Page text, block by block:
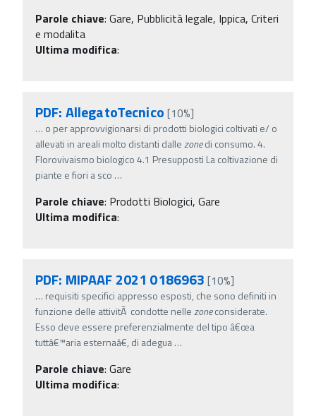
Parole chiave: Gare, Pubblicità legale, Ippica, Criteri
e modalita
Ultima modifica:
PDF: AllegatoTecnico [10%]
… o per approvvigionarsi di prodotti biologici coltivati e/ o
allevati in areali molto distanti dallezonedi consumo. 4.
Florovivaismo biologico 4.1 Presupposti La coltivazione di
piante e fiori a sco …
Parole chiave: Prodotti Biologici, Gare
Ultima modifica:
PDF: MIPAAF 2021 0186963 [10%]
… requisiti specifici appresso esposti, che sono definiti in
funzione delle attivitÃ condotte nellezoneconsiderate.
Esso deve essere preferenzialmente del tipo â€œa
tuttâ€™aria esternaâ€, di adegua…
Parole chiave: Gare
Ultima modifica: